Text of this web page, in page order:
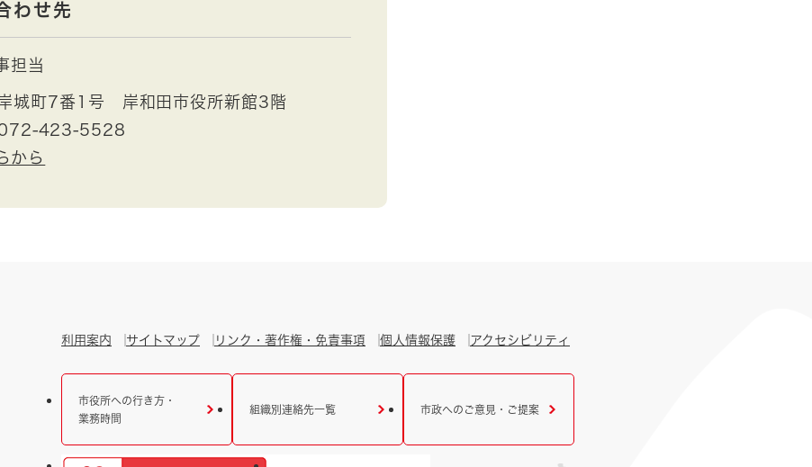
わせ先
担当
城町7番1号 岸和田市役所新館3階
072-423-5528
から
利用案内 サイトマップ リンク・著作権・免責事項 個人情報保護 アクセシビリティ
市役所への行き方・
業務時間
組織別連絡先一覧 市政へのご意見・ご提案